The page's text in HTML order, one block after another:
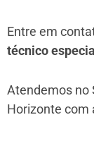
Entre em
técnico
Atendemos no
Horizonte com